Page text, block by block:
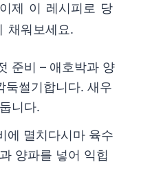
제 이 레시피로 당
채워보세요.
준비 – 애호박과 양
둑썰기합니다. 새우
니다.
에 멸치다시마 육수
양파를 넣어 익힙